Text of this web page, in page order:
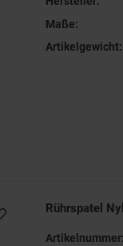
Maße:
Artikelgewicht:
Rührspatel